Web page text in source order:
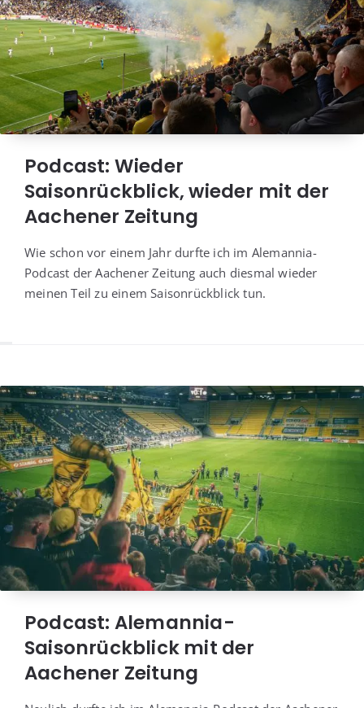
Podcast: Wieder
Saisonrückblick, wieder mit der
Aachener Zeitung
Wie schon vor einem Jahr durf­te ich im Ale­man­nia-
Pod­cast der Aache­ner Zei­tung auch dies­mal wie­der
mei­nen Teil zu einem Sai­son­rück­blick tun.
Podcast: Alemannia-
Saisonrückblick mit der
Aachener Zeitung